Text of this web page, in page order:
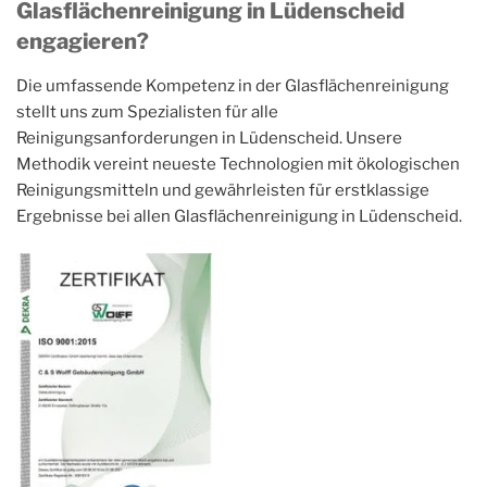
Glasflächenreinigung in Lüdenscheid
engagieren?
Die umfassende Kompetenz in der Glasflächenreinigung
stellt uns zum Spezialisten für alle
Reinigungsanforderungen in Lüdenscheid. Unsere
Methodik vereint neueste Technologien mit ökologischen
Reinigungsmitteln und gewährleisten für erstklassige
Ergebnisse bei allen Glasflächenreinigung in Lüdenscheid.